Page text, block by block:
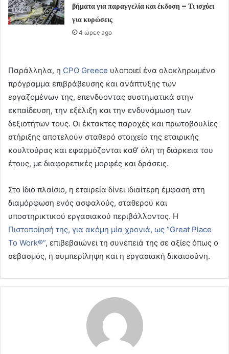
βήματα για παραγγελία και έκδοση – Τι ισχύει
για κυρώσεις
4 ώρες ago
Παράλληλα, η CPO Greece υλοποιεί ένα ολοκληρωμένο
πρόγραμμα επιβράβευσης και ανάπτυξης των
εργαζομένων της, επενδύοντας συστηματικά στην
εκπαίδευση, την εξέλιξη και την ενδυνάμωση των
δεξιοτήτων τους. Οι έκτακτες παροχές και πρωτοβουλίες
στήριξης αποτελούν σταθερό στοιχείο της εταιρικής
κουλτούρας και εφαρμόζονται καθ’ όλη τη διάρκεια του
έτους, με διαφορετικές μορφές και δράσεις.
Στο ίδιο πλαίσιο, η εταιρεία δίνει ιδιαίτερη έμφαση στη
διαμόρφωση ενός ασφαλούς, σταθερού και
υποστηρικτικού εργασιακού περιβάλλοντος. Η
Πιστοποίησή της, για ακόμη μία χρονιά, ως “Great Place
To Work®”, επιβεβαιώνει τη συνέπειά της σε αξίες όπως ο
σεβασμός, η συμπερίληψη και η εργασιακή δικαιοσύνη.